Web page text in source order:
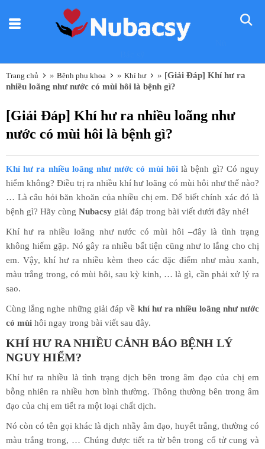
Trang chủ » Bệnh phụ khoa » Khí hư » [Giải Đáp] Khí hư ra
nhiều loãng như nước có mùi hôi là bệnh gì?
[Giải Đáp] Khí hư ra nhiều loãng như
nước có mùi hôi là bệnh gì?
Khí hư ra nhiều loãng như nước có mùi hôilà bệnh gì? Có nguy
hiểm không? Điều trị ra nhiều khí hư loãng có mùi hôi như thế nào?
… Là câu hỏi băn khoăn của nhiều chị em. Để biết chính xác đó là
bệnh gì? Hãy cùng Nubacsy giải đáp trong bài viết dưới đây nhé!
Khí hư ra nhiều loãng như nước có mùi hôi –đây là tình trạng
không hiếm gặp. Nó gây ra nhiều bất tiện cũng như lo lắng cho chị
em. Vậy, khí hư ra nhiều kèm theo các đặc điểm như màu xanh,
màu trắng trong, có mùi hôi, sau kỳ kinh, … là gì, cần phải xử lý ra
sao.
Cùng lắng nghe những giải đáp về khí hư ra nhiều loãng như nước
có mùi hôi ngay trong bài viết sau đây.
KHÍ HƯ RA NHIỀU CẢNH BÁO BỆNH LÝ
NGUY HIỂM?
Khí hư ra nhiều là tình trạng dịch bên trong âm đạo của chị em
bỗng nhiên ra nhiều hơn bình thường. Thông thường bên trong âm
đạo của chị em tiết ra một loại chất dịch.
Nó còn có tên gọi khác là dịch nhầy âm đạo, huyết trắng, thường có
màu trắng trong, … Chúng được tiết ra từ bên trong cổ tử cung và